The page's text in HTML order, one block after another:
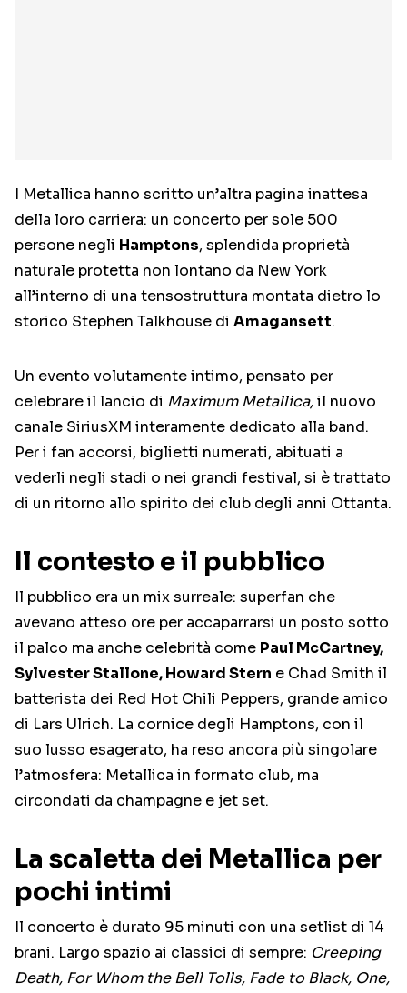
I Metallica hanno scritto un’altra pagina inattesa
della loro carriera: un concerto per sole 500
persone negli Hamptons, splendida proprietà
naturale protetta non lontano da New York
all’interno di una tensostruttura montata dietro lo
storico Stephen Talkhouse di Amagansett.
Un evento volutamente intimo, pensato per
celebrare il lancio di Maximum Metallica,il nuovo
canale SiriusXM interamente dedicato alla band.
Per i fan accorsi, biglietti numerati, abituati a
vederli negli stadi o nei grandi festival, si è trattato
di un ritorno allo spirito dei club degli anni Ottanta.
Il contesto e il pubblico
Il pubblico era un mix surreale: superfan che
avevano atteso ore per accaparrarsi un posto sotto
il palco ma anche celebrità come Paul McCartney,
Sylvester Stallone, Howard Stern e Chad Smith il
batterista dei Red Hot Chili Peppers, grande amico
di Lars Ulrich. La cornice degli Hamptons, con il
suo lusso esagerato, ha reso ancora più singolare
l’atmosfera: Metallica in formato club, ma
circondati da champagne e jet set.
La scaletta dei Metallica per
pochi intimi
Il concerto è durato 95 minuti con una setlist di 14
brani. Largo spazio ai classici di sempre: Creeping
Death, For Whom the Bell Tolls, Fade to Black, One,